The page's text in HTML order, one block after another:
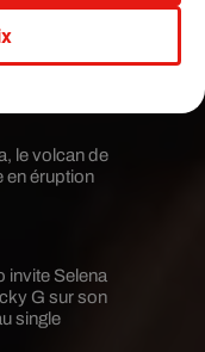
la tracklist de
avec des
le volcan de
en éruption
invite Selena
G sur son
single